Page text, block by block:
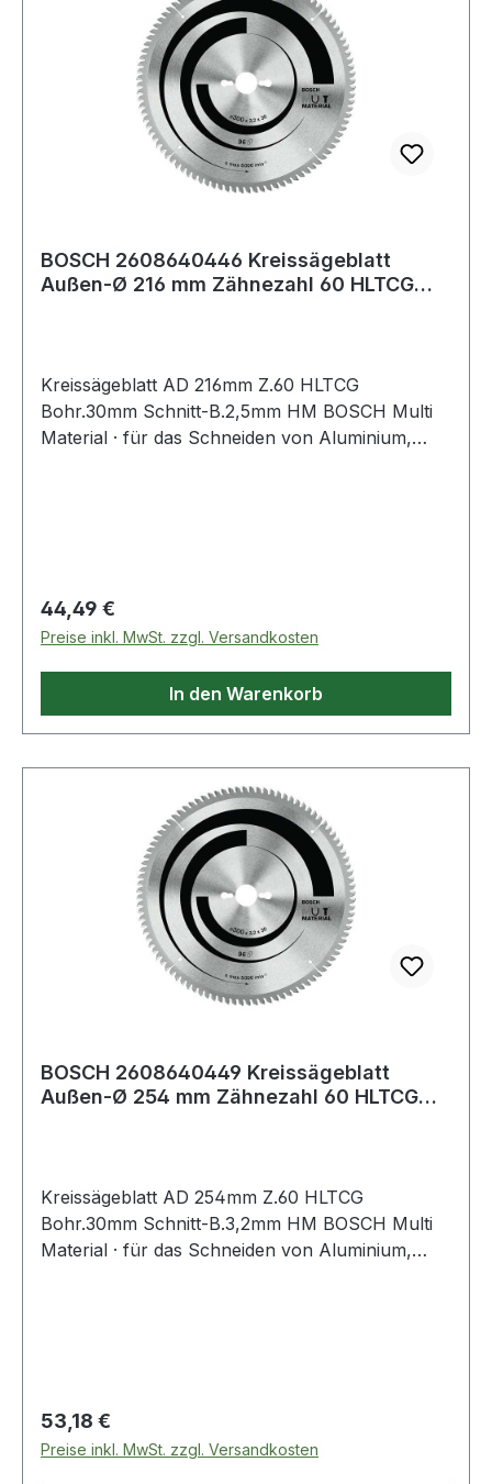
BOSCH 2608640446 Kreissägeblatt
Außen-Ø 216 mm Zähnezahl 60 HLTCG
Kreissägeblatt AD 216mm Z.60 HLTCG
Bohr.30mm Schnitt-B.2,5mm HM BOSCH Multi
Material · für das Schneiden von Aluminium,
Regulärer Preis:
44,49 €
Preise inkl. MwSt. zzgl. Versandkosten
In den Warenkorb
BOSCH 2608640449 Kreissägeblatt
Außen-Ø 254 mm Zähnezahl 60 HLTCG
Kreissägeblatt AD 254mm Z.60 HLTCG
Bohr.30mm Schnitt-B.3,2mm HM BOSCH Multi
Material · für das Schneiden von Aluminium,
Regulärer Preis:
53,18 €
Preise inkl. MwSt. zzgl. Versandkosten